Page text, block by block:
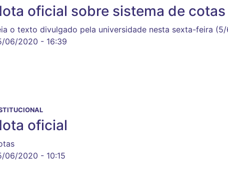
oficial sobre sistema de cotas
o texto divulgado pela universidade nesta sexta-feira (5/
06/2020 - 16:39
oficial
06/2020 - 10:15